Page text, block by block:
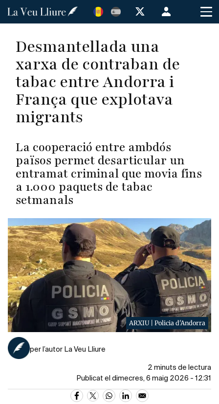
Vés
Menú
de
usuario
Desmantellada una
xarxa de contraban de
tabac entre Andorra i
França que explotava
migrants
La cooperació entre ambdós
països permet desarticular un
entramat criminal que movia fins
a 1.000 paquets de tabac
setmanals
ARXIU | Policia d'Andorra
per l’autor La Veu Lliure
2 minuts de lectura
Publicat el dimecres, 6 maig 2026 - 12:31